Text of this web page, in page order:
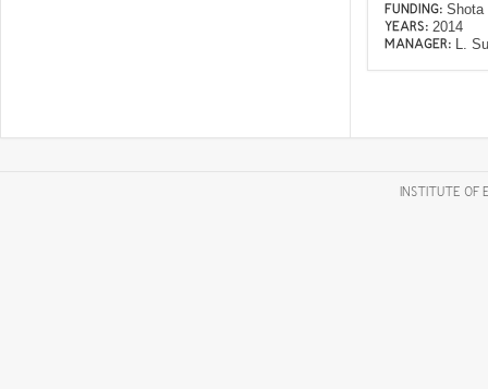
FUNDING: Shota
YEARS: 2014
MANAGER: L.
INSTITUTE OF